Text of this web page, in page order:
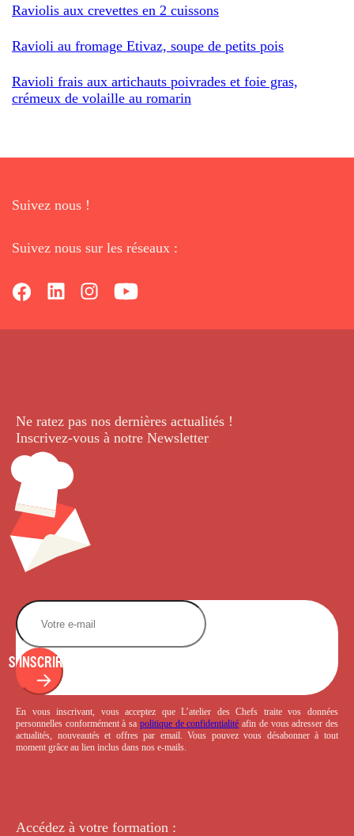
Raviolis aux crevettes en 2 cuissons
Ravioli au fromage Etivaz, soupe de petits pois
Ravioli frais aux artichauts poivrades et foie gras,
crémeux de volaille au romarin
Suivez nous !
Suivez nous sur les réseaux :
Ne ratez pas nos dernières actualités !
Inscrivez-vous à notre Newsletter.
S'INSCRIRE
En vous inscrivant, vous acceptez que L’atelier des Chefs traite vos données
personnelles conformément à sa politique de confidentialité afin de vous adresser des
actualités, nouveautés et offres par email. Vous pouvez vous désabonner à tout
moment grâce au lien inclus dans nos e-mails.
Accédez à votre formation :